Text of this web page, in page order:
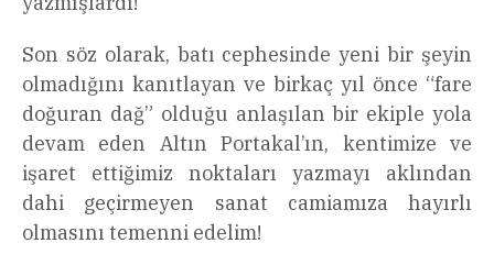
Son söz olarak, batı cephesinde yeni bir şeyin
olmadığını kanıtlayan ve birkaç yıl önce “fare
doğuran dağ” olduğu anlaşılan bir ekiple yola
devam eden Altın Portakal’ın, kentimize ve
işaret ettiğimiz noktaları yazmayı aklından
dahi geçirmeyen sanat camiamıza hayırlı
olmasını temenni edelim!